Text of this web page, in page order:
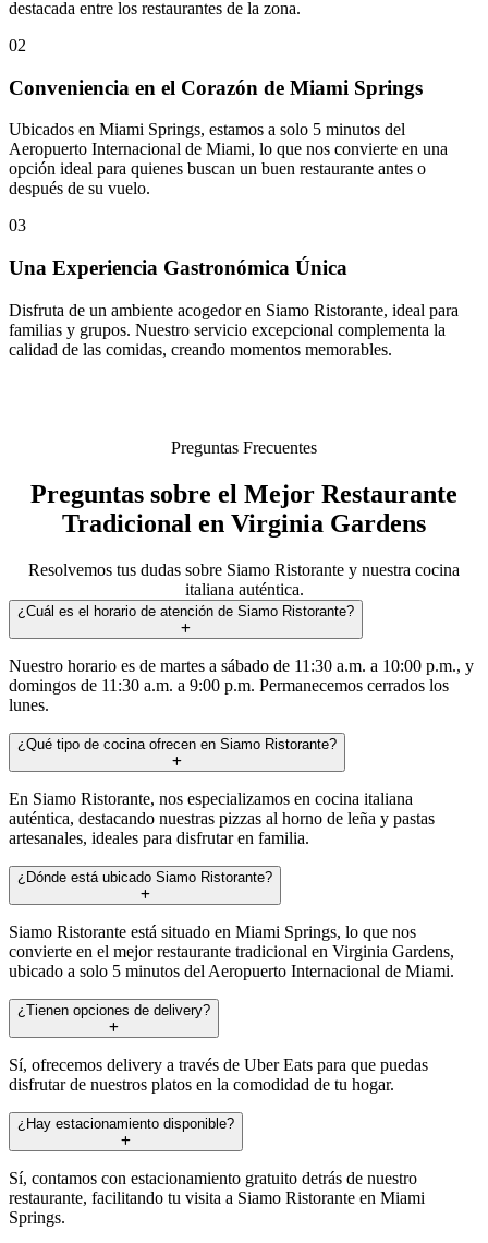
destacada entre los restaurantes de la zona.
02
Conveniencia en el Corazón de Miami Springs
Ubicados en Miami Springs, estamos a solo 5 minutos del
Aeropuerto Internacional de Miami, lo que nos convierte en una
opción ideal para quienes buscan un buen restaurante antes o
después de su vuelo.
03
Una Experiencia Gastronómica Única
Disfruta de un ambiente acogedor en Siamo Ristorante, ideal para
familias y grupos. Nuestro servicio excepcional complementa la
calidad de las comidas, creando momentos memorables.
Preguntas Frecuentes
Preguntas sobre el Mejor Restaurante
Tradicional en Virginia Gardens
Resolvemos tus dudas sobre Siamo Ristorante y nuestra cocina
italiana auténtica.
¿Cuál es el horario de atención de Siamo Ristorante?
Nuestro horario es de martes a sábado de 11:30 a.m. a 10:00 p.m., y
domingos de 11:30 a.m. a 9:00 p.m. Permanecemos cerrados los
lunes.
¿Qué tipo de cocina ofrecen en Siamo Ristorante?
En Siamo Ristorante, nos especializamos en cocina italiana
auténtica, destacando nuestras pizzas al horno de leña y pastas
artesanales, ideales para disfrutar en familia.
¿Dónde está ubicado Siamo Ristorante?
Siamo Ristorante está situado en Miami Springs, lo que nos
convierte en el mejor restaurante tradicional en Virginia Gardens,
ubicado a solo 5 minutos del Aeropuerto Internacional de Miami.
¿Tienen opciones de delivery?
Sí, ofrecemos delivery a través de Uber Eats para que puedas
disfrutar de nuestros platos en la comodidad de tu hogar.
¿Hay estacionamiento disponible?
Sí, contamos con estacionamiento gratuito detrás de nuestro
restaurante, facilitando tu visita a Siamo Ristorante en Miami
Springs.